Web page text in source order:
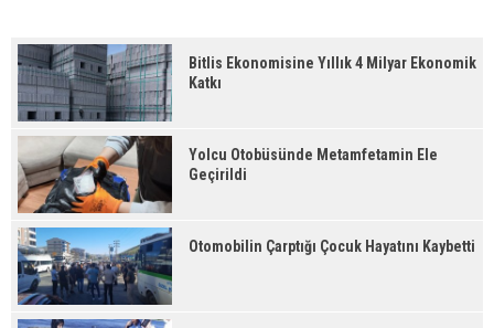
Bitlis Ekonomisine Yıllık 4 Milyar Ekonomik
Katkı
Yolcu Otobüsünde Metamfetamin Ele
Geçirildi
Otomobilin Çarptığı Çocuk Hayatını Kaybetti